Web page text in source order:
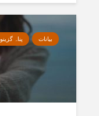
بیانات پناہ